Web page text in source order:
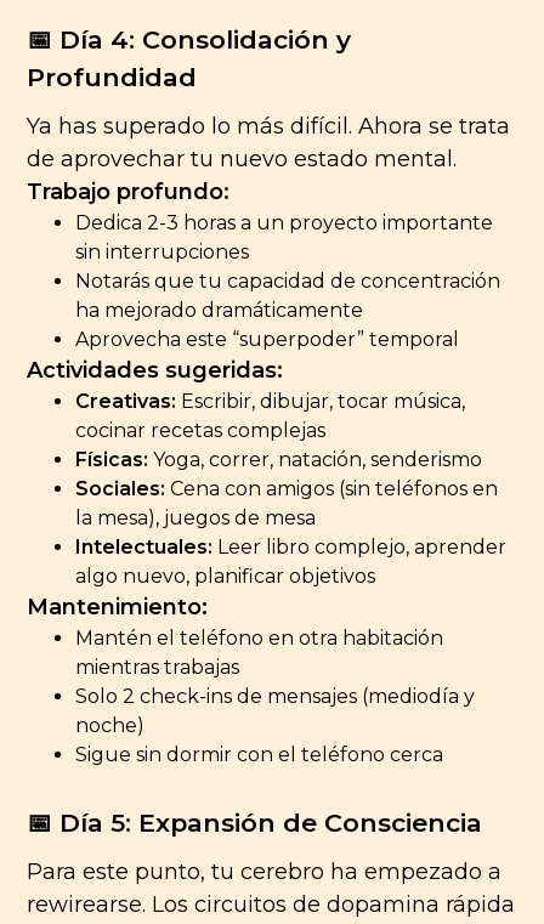
📅 Día 4: Consolidación y
Profundidad
Ya has superado lo más difícil. Ahora se trata
de aprovechar tu nuevo estado mental.
Trabajo profundo:
Dedica 2-3 horas a un proyecto importante
sin interrupciones
Notarás que tu capacidad de concentración
ha mejorado dramáticamente
Aprovecha este “superpoder” temporal
Actividades sugeridas:
Creativas: Escribir, dibujar, tocar música,
cocinar recetas complejas
Físicas: Yoga, correr, natación, senderismo
Sociales: Cena con amigos (sin teléfonos en
la mesa), juegos de mesa
Intelectuales: Leer libro complejo, aprender
algo nuevo, planificar objetivos
Mantenimiento:
Mantén el teléfono en otra habitación
mientras trabajas
Solo 2 check-ins de mensajes (mediodía y
noche)
Sigue sin dormir con el teléfono cerca
📅 Día 5: Expansión de Consciencia
Para este punto, tu cerebro ha empezado a
rewirearse. Los circuitos de dopamina rápida